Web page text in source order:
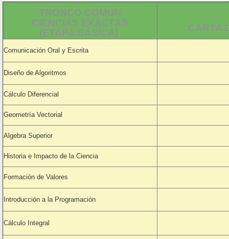
TRONCO COMÚN
CIENCIAS EXACTAS
(ETAPA BÁSICA)
CARTA
Comunicación Oral y Escrita
Diseño de Algoritmos
Cálculo Diferencial
Geometría Vectorial
Algebra Superior
Historia e Impacto de la Ciencia
Formación de Valores
Introducción a la Programación
Cálculo Integral